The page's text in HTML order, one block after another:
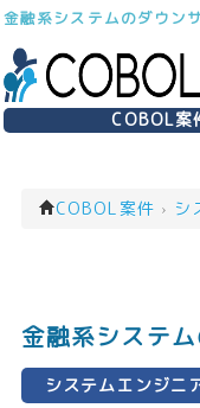
金融系システムのダウン
COBOL案
COBOL案件 › シ
金融系システ
システムエンジニ